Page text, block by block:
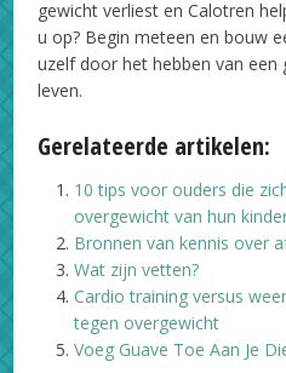
gewicht verliest en Calotren
u op? Begin meteen en bouw
uzelf door het hebben van een
leven.
Gerelateerde artikelen:
10 tips voor ouders die
overgewicht van hun
Bronnen van kennis over
Wat zijn vetten?
Cardio training versus
tegen overgewicht
Voeg Guave Toe Aan Je